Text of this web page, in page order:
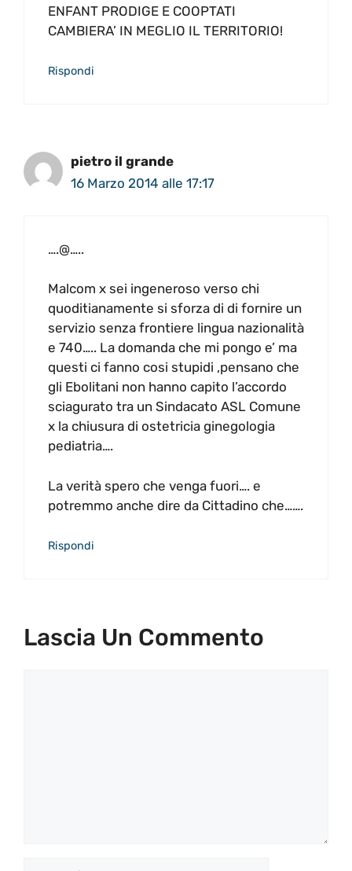
ENFANT PRODIGE E COOPTATI
CAMBIERA’ IN MEGLIO IL TERRITORIO!
Rispondi
pietro il grande
16 Marzo 2014 alle 17:17
….@…..
Malcom x sei ingeneroso verso chi
quoditianamente si sforza di di fornire un
servizio senza frontiere lingua nazionalità
e 740….. La domanda che mi pongo e’ ma
questi ci fanno cosi stupidi ,pensano che
gli Ebolitani non hanno capito l’accordo
sciagurato tra un Sindacato ASL Comune
x la chiusura di ostetricia ginegologia
pediatria….
La verità spero che venga fuori…. e
potremmo anche dire da Cittadino che…….
Rispondi
Lascia Un Commento